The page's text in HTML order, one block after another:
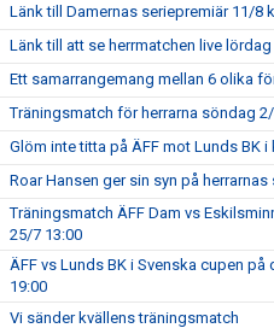
Länk till Damernas seriepremiär 11/8
Länk till att se herrmatchen live
Ett samarrangemang mellan 6 olika
Träningsmatch för herrarna söndag
Glöm inte titta på ÄFF mot Lunds BK i
Roar Hansen ger sin syn på herrarnas
Träningsmatch ÄFF Dam vs
25/7 13:00
ÄFF vs Lunds BK i Svenska cupen på
19:00
Vi sänder kvällens träningsmatch